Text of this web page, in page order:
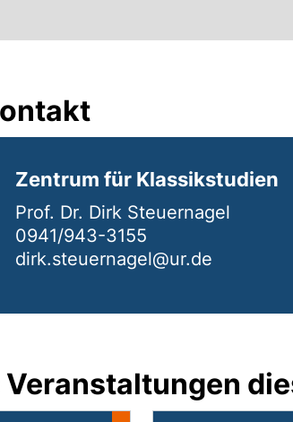
Zentrum für Klassikstudien
Prof. Dr. Dirk Steuernagel
0941/943-3155
dirk.steuernagel@ur.de